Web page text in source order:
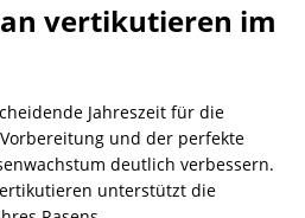
vertikutieren im
Jahreszeit für die
und der perfekte
deutlich verbessern.
unterstützt die